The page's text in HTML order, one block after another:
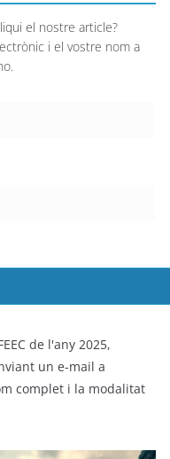
el nostre article?
i el vostre nom a
de l'any 2025,
un e-mail a
complet i la modalitat